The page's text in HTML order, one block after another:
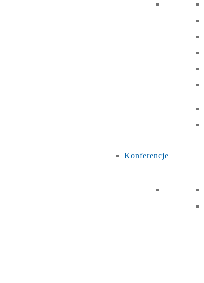
Konferencje